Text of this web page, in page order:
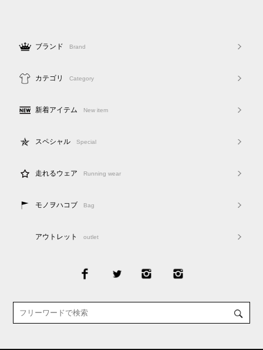
ブランド Brand
カテゴリ Category
新着アイテム New item
スペシャル Special
走れるウェア Running wear
モノヲハコブ Bag
アウトレット outlet